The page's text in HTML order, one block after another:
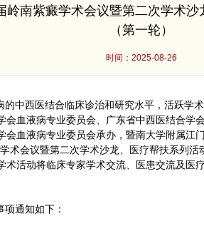
岭南紫癜学术会议暨第二次学术
（第一轮）
时间：2025-08-26
的中西医结合临床诊治和研究水平，活跃学
会血液病专业委员会、广东省中西医结合学
会血液病专业委员会承办， 暨南大学附属江
术会议暨第二次学术沙龙、医疗帮扶系列
术活动将临床专家学术交流、医患交流及医
通知如下：